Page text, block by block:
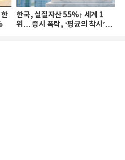
한국, 실질자산 55%↑ 세계 1
위… 증시 폭락, ‘평균의 착시’와